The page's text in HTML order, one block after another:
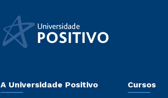
A Universidade Positivo Cursos